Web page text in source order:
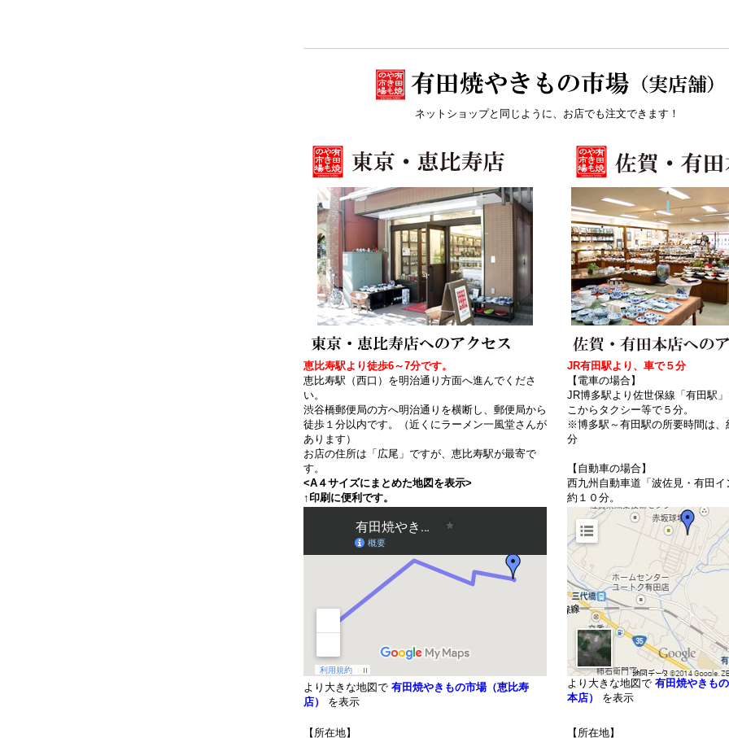
ネットショップと同じように、お店でも注文できます！
恵比寿駅より徒歩6～7分です。
恵比寿駅（西口）を明治通り方面へ進んでくださ
い。
渋谷橋郵便局の方へ明治通りを横断し、郵便局から
徒歩１分以内です。（近くにラーメン一風堂さんが
あります）
お店の住所は「広尾」ですが、恵比寿駅が最寄で
す。
<A４サイズにまとめた地図を表示>
↑印刷に便利です。
JR有田駅より、車で５分
【電車の場合】
JR博多駅より佐世保線「有田駅
こからタクシー等で５分。
※博多駅～有田駅の所要時間は、
分
【自動車の場合】
西九州自動車道「波佐見・有田イ
約１０分。
より大きな地図で 有田焼やきもの市場（恵比寿
店）
を表示
より大きな地図で 有田焼やきも
本店）
を表示
【所在地】
【所在地】